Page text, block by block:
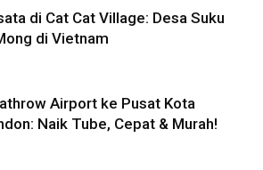
di Cat Cat Village: Desa Suku
di Vietnam
Airport ke Pusat Kota
Naik Tube, Cepat & Murah!